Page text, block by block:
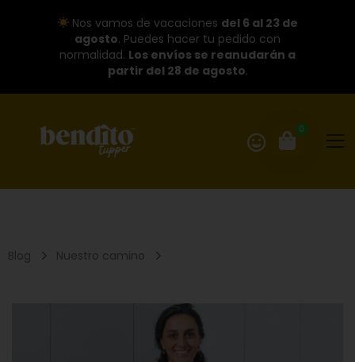
Nos vamos de vacaciones del 6 al 23 de
agosto. Puedes hacer tu pedido con
normalidad. Los envíos se reanudarán a
partir del 28 de agosto.
0
Blog Nuestro camino